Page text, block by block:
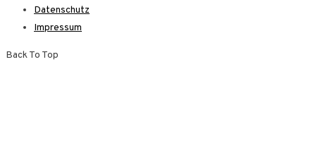
Datenschutz
Impressum
Back To Top